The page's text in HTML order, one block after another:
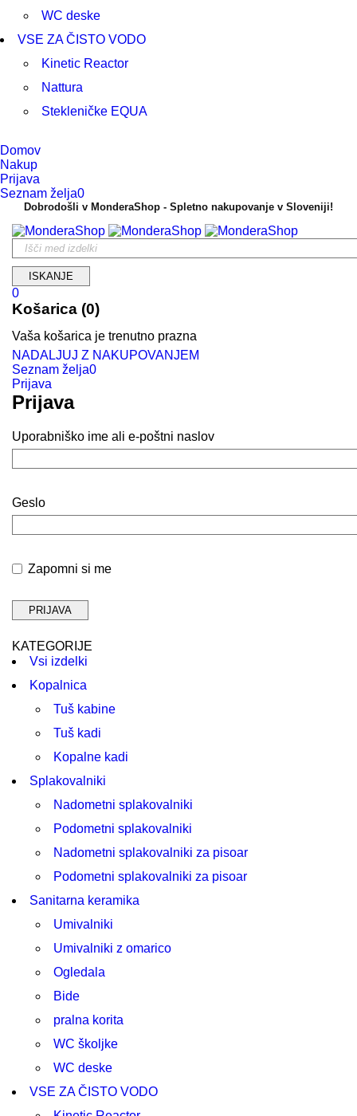
WC deske
VSE ZA ČISTO VODO
Kinetic Reactor
Nattura
Stekleničke EQUA
Domov
Nakup
Prijava
Seznam želja0
Dobrodošli v MonderaShop - Spletno nakupovanje v Sloveniji!
0
Košarica (0)
Vaša košarica je trenutno prazna
NADALJUJ Z NAKUPOVANJEM
Seznam želja0
Prijava
Prijava
Uporabniško ime ali e-poštni naslov
Geslo
Zapomni si me
KATEGORIJE
Vsi izdelki
Kopalnica
Tuš kabine
Tuš kadi
Kopalne kadi
Splakovalniki
Nadometni splakovalniki
Podometni splakovalniki
Nadometni splakovalniki za pisoar
Podometni splakovalniki za pisoar
Sanitarna keramika
Umivalniki
Umivalniki z omarico
Ogledala
Bide
pralna korita
WC školjke
WC deske
VSE ZA ČISTO VODO